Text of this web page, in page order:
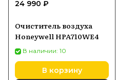
24 990 ₽
Очиститель воздуха
Honeywell HPA710WE4
В наличии: 10
В корзину